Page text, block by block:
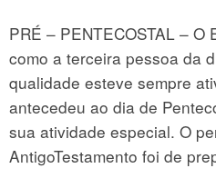
PRÉ – PENTECOSTAL –
como a terceira pessoa da
qualidade esteve sempre
antecedeu ao dia de
sua atividade especial. O
AntigoTestamento foi de